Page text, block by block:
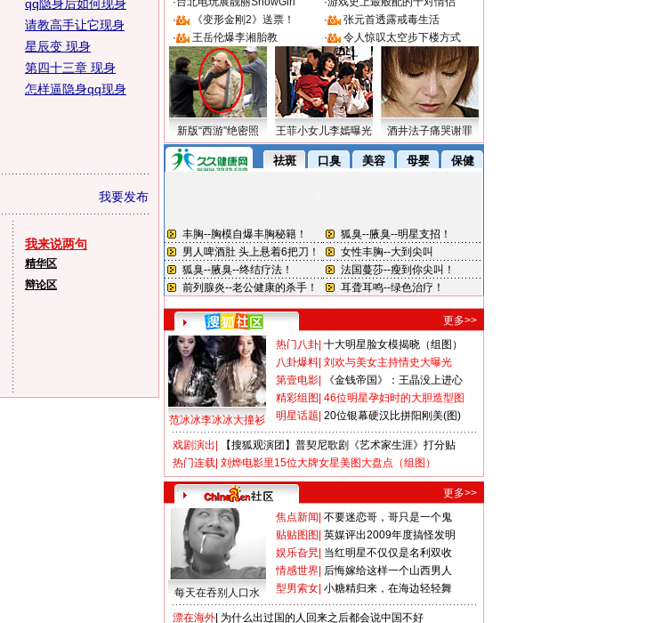
qq隐身后如何现身
请教高手让它现身
星辰变 现身
第四十三章 现身
怎样逼隐身qq现身
我要发布
我来说两句
精华区
辩论区
·
《变形金刚2》送票！ ·
张元首透露戒毒生活
·
王岳伦爆李湘胎教 · 令人惊叹太空步下楼方式
新版“西游”绝密照 王菲小女儿李嫣曝光 酒井法子痛哭谢罪
更多>>
范冰冰李冰冰大撞衫
热门八卦 十大明星脸女模揭晓（组图）
八卦爆料 刘欢与美女主持情史大曝光
第壹电影
《金钱帝国》：王晶没上进心
精彩组图 46位明星孕妇时的大胆造型图
明星话题 20位银幕硬汉比拼阳刚美(图)
戏剧演出
【搜狐观演团】普契尼歌剧《艺术家生涯》打分贴
热门连载 刘烨电影里15位大牌女星美图大盘点（组图）
更多>>
每天在吞别人口水
焦点新闻 不要迷恋哥，哥只是一个鬼
贴贴图图 英媒评出2009年度搞怪发明
娱乐旮旯 当红明星不仅仅是名利双收
情感世界 后悔嫁给这样一个山西男人
型男索女 小糖精归来，在海边轻轻舞
漂在海外 为什么出过国的人回来之后都会说中国不好